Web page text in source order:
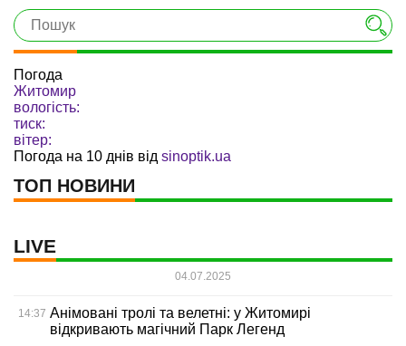
Погода
Житомир
вологість:
тиск:
вітер:
Погода на 10 днів від sinoptik.ua
ТОП НОВИНИ
LIVE
04.07.2025
14:37 Анімовані тролі та велетні: у Житомирі
відкривають магічний Парк Легенд